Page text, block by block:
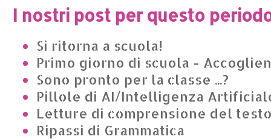
I nostri post per questo
Si ritorna a scuola!
Primo giorno di scuola -
Sono pronto per la classe ...?
Pillole di AI/Intelligenza
Letture di comprensione del
Ripassi di Grammatica